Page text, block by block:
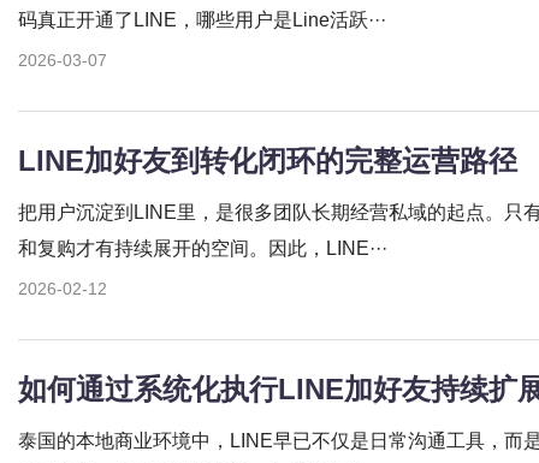
码真正开通了LINE，哪些用户是Line活跃···
2026-03-07
LINE加好友到转化闭环的完整运营路径
把用户沉淀到LINE里，是很多团队长期经营私域的起点。只
和复购才有持续展开的空间。因此，LINE···
2026-02-12
如何通过系统化执行LINE加好友持续扩
泰国的本地商业环境中，LINE早已不仅是日常沟通工具，而